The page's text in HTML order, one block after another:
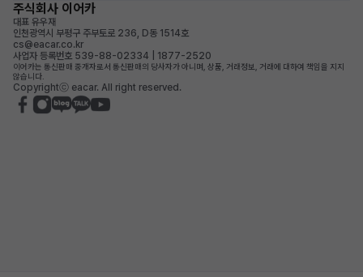
주식회사 이어카
대표 유우재
인천광역시 부평구 주부토로 236, D동 1514호
cs@eacar.co.kr
사업자 등록번호 539-88-02334 | 1877-2520
이어카는 통신판매 중개자로서 통신판매의 당사자가 아니며, 상품, 거래정보, 거래에 대하여 책임을 지지
않습니다.
Copyrightⓒ eacar. All right reserved.